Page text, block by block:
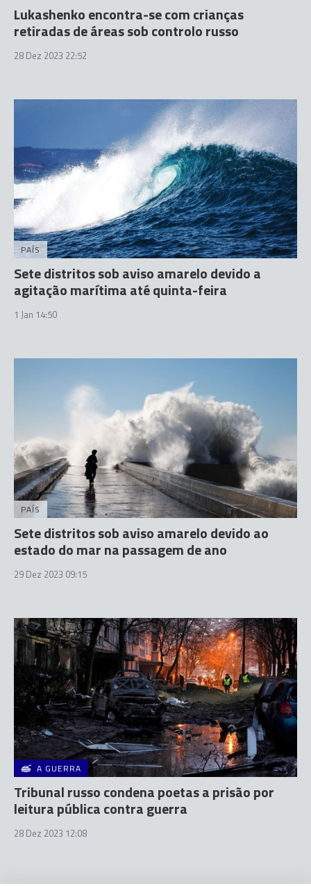
Lukashenko encontra-se com crianças
retiradas de áreas sob controlo russo
28 Dez 2023 22:52
PAÍS
Sete distritos sob aviso amarelo devido a
agitação marítima até quinta-feira
1 Jan 14:50
PAÍS
Sete distritos sob aviso amarelo devido ao
estado do mar na passagem de ano
29 Dez 2023 09:15
A GUERRA
Tribunal russo condena poetas a prisão por
leitura pública contra guerra
28 Dez 2023 12:08